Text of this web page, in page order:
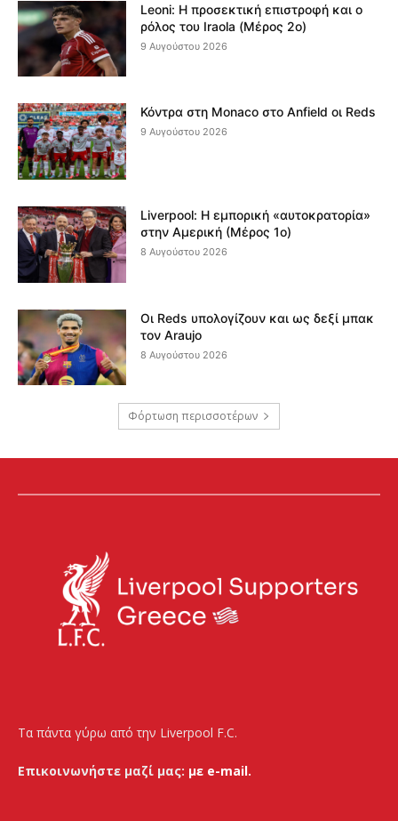
Leoni: Η προσεκτική επιστροφή και ο
ρόλος του Iraola (Μέρος 2ο)
9 Αυγούστου 2026
Κόντρα στη Monaco στο Anfield οι Reds
9 Αυγούστου 2026
Liverpool: Η εμπορική «αυτοκρατορία»
στην Αμερική (Μέρος 1ο)
8 Αυγούστου 2026
Οι Reds υπολογίζουν και ως δεξί μπακ
τον Araujo
8 Αυγούστου 2026
Φόρτωση περισσοτέρων
Τα πάντα γύρω από την Liverpool F.C.
Επικοινωνήστε μαζί μας: με e-mail.